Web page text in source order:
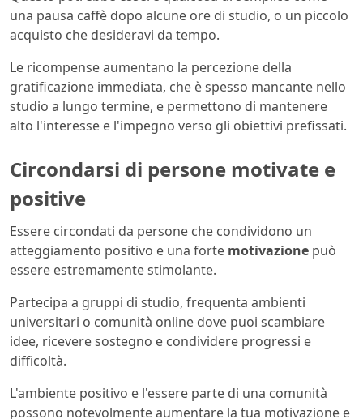
una pausa caffè dopo alcune ore di studio, o un piccolo
acquisto che desideravi da tempo.
Le ricompense aumentano la percezione della
gratificazione immediata, che è spesso mancante nello
studio a lungo termine, e permettono di mantenere
alto l'interesse e l'impegno verso gli obiettivi prefissati.
Circondarsi di persone motivate e
positive
Essere circondati da persone che condividono un
atteggiamento positivo e una forte motivazione può
essere estremamente stimolante.
Partecipa a gruppi di studio, frequenta ambienti
universitari o comunità online dove puoi scambiare
idee, ricevere sostegno e condividere progressi e
difficoltà.
L'ambiente positivo e l'essere parte di una comunità
possono notevolmente aumentare la tua motivazione e